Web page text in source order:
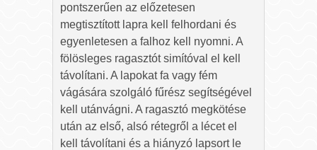
pontszerűen az előzetesen
megtisztított lapra kell felhordani és
egyenletesen a falhoz kell nyomni. A
fölösleges ragasztót simítóval el kell
távolítani. A lapokat fa vagy fém
vágására szolgáló fűrész segítségével
kell utánvágni. A ragasztó megkötése
után az első, alsó rétegről a lécet el
kell távolítani és a hiányzó lapsort le